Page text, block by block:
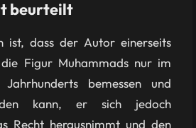
beurteilt
ist, dass der Autor einerseits
Figur Muhammads nur im
bemessen und
kann, er sich jedoch
Recht herausnimmt und den